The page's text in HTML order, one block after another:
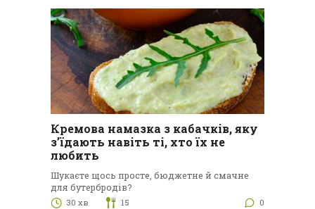
Кремова намазка з кабачків, яку
з’їдають навіть ті, хто їх не
любить
Шукаєте щось просте, бюджетне й смачне
для бутербродів?
30 хв 15 0